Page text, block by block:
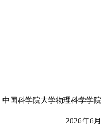
中国科学院大学物理科学学院
2026年6月